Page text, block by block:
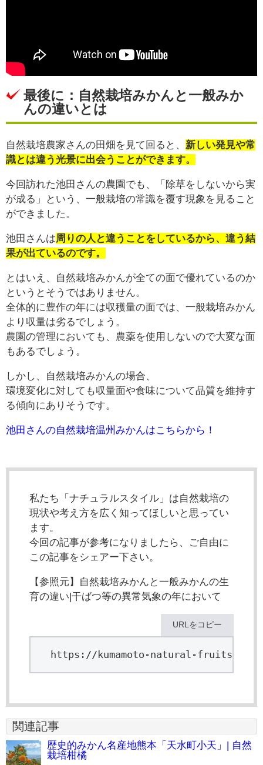
最後に：自然栽培みかんと一般みか
んの違いとは
自然栽培農家さんの田畑を見て回ると、 新しい発見や常
識とは違う光景に出会うことができます。
今回訪れた池田さんの農園でも、「除草をしないから実
が成る」という、一般栽培の常識を覆す現象を見ること
ができました。
池田さんは周りの人と違うことをしているから、違う結
果が出ているのです。
とはいえ、自然栽培みかんが全ての面で優れているのか
というとそうではありません。
全体的に豊作の年には収穫量の面では、一般栽培みかん
より収量は劣るでしょう。
農園の管理においても、農薬を使用しないので大変な面
もあるでしょう。
しかし、自然栽培みかんの場合、
環境変化に対しても収量面や食味について品質を維持す
る傾向にありそうです。
池田さんの自然栽培温州みかんはこちらから！
私たち「ナチュラルスタイル」は自然栽培の
現状や考え方を広く知ってほしいと思ってい
ます。
今回の記事が参考になりましたら、ご自由に
この記事をシェアー下さい。
【参照元】自然栽培みかんと一般みかんの生
育の違い|干ばつ等の異常気象の年において
URLをコピー
https://kumamoto-natural-
関連記事
歴史的みかん名産地熊本「天水町小天」| 自然
栽培柑橘